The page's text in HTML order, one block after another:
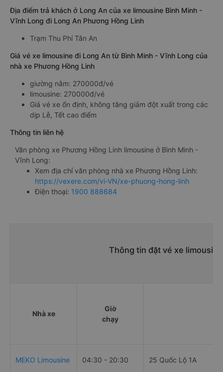
Địa điểm trả khách ở Long An của xe limousine Bình Minh -
Vĩnh Long đi Long An Phương Hồng Linh
Trạm Thu Phí Tân An
Giá vé xe limousine đi Long An từ Bình Minh - Vĩnh Long của
nhà xe Phương Hồng Linh
giường nằm: 270000đ/vé
limousine: 270000đ/vé
Giá vé xe ổn định, không tăng giảm đột xuất trong các
dịp Lễ, Tết cao điểm
Thông tin liên hệ
Văn phòng xe Phương Hồng Linh limousine ở Bình Minh -
Vĩnh Long:
Xem địa chỉ văn phòng nhà xe Phương Hồng Linh:
https://vexere.com/vi-VN/xe-phuong-hong-linh
Điện thoại: 1900 888684
Thông tin đặt vé xe
Nhà xe
Giờ
chạy
MEKO Limousine 04:30 - 20:30 25 Quốc Lộ 1A